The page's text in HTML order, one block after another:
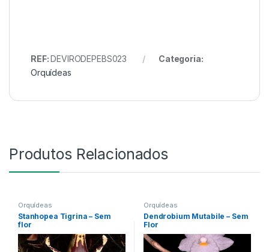
REF:DEVIRODEPEBS023
Categoria:
Orquídeas
Produtos Relacionados
Orquídeas
Stanhopea Tigrina – Sem
flor
Orquídeas
Dendrobium Mutabile – Sem
Flor